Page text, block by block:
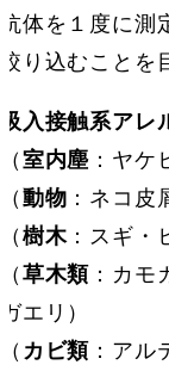
抗体を１度に
絞り込むことを
吸入接触系アレ
（室内塵 ：ヤケ
（動物 ：ネコ皮
（樹木：スギ・
（草木類 ：カ
ガエリ）
（ カビ類 ：ア